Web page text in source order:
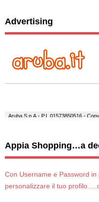
Advertising
Appia Shopping…a
Con Username e Password
personalizzare il tuo